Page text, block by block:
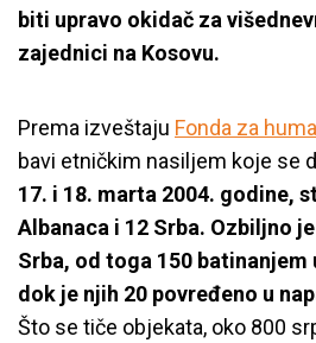
biti upravo okidač za
zajednici na Kosovu.
Prema izveštaju Fonda za
bavi etničkim nasiljem koje se
17. i 18. marta 2004. godine,
Albanaca i 12 Srba. Ozbiljno
Srba, od toga 150 batinanjem
dok je njih 20 povređeno u
Što se tiče objekata, oko 800